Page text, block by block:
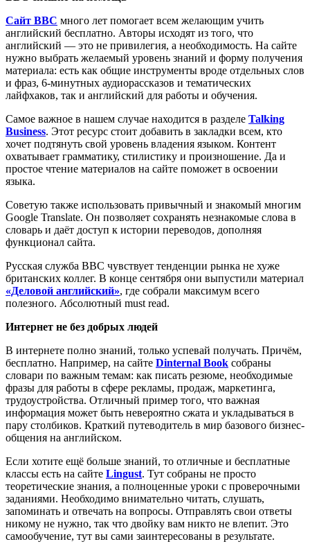
Сайт BBC много лет помогает всем желающим учить
английский бесплатно. Авторы исходят из того, что
английский — это не привилегия, а необходимость. На сайте
нужно выбрать желаемый уровень знаний и форму получения
материала: есть как общие инструменты вроде отдельных слов
и фраз, 6-минутных аудиорассказов и тематических
лайфхаков, так и английский для работы и обучения.
Самое важное в нашем случае находится в разделе Talking
Business. Этот ресурс стоит добавить в закладки всем, кто
хочет подтянуть свой уровень владения языком. Контент
охватывает грамматику, стилистику и произношение. Да и
простое чтение материалов на сайте поможет в освоении
языка.
Советую также использовать привычный и знакомый многим
Google Translate. Он позволяет сохранять незнакомые слова в
словарь и даёт доступ к истории переводов, дополняя
функционал сайта.
Русская служба BBC чувствует тенденции рынка не хуже
британских коллег. В конце сентября они выпустили материал
«Деловой английский», где собрали максимум всего
полезного. Абсолютный must read.
Интернет не без добрых людей
В интернете полно знаний, только успевай получать. Причём,
бесплатно. Например, на сайте Dinternal Book собраны
словари по важным темам: как писать резюме, необходимые
фразы для работы в сфере рекламы, продаж, маркетинга,
трудоустройства. Отличный пример того, что важная
информация может быть невероятно сжата и укладываться в
пару столбиков. Краткий путеводитель в мир базового бизнес-
общения на английском.
Если хотите ещё больше знаний, то отличные и бесплатные
классы есть на сайте Lingust. Тут собраны не просто
теоретические знания, а полноценные уроки с проверочными
заданиями. Необходимо внимательно читать, слушать,
запоминать и отвечать на вопросы. Отправлять свои ответы
никому не нужно, так что двойку вам никто не влепит. Это
самообучение, тут вы сами заинтересованы в результате.